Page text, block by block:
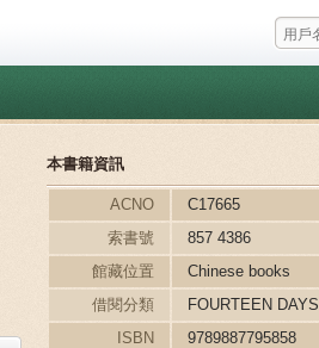
本書籍資訊
ACNO
C17665
索書號
857 4386
館藏位置
Chinese books
借閱分類
FOURTEEN DAYS
ISBN
9789887795858